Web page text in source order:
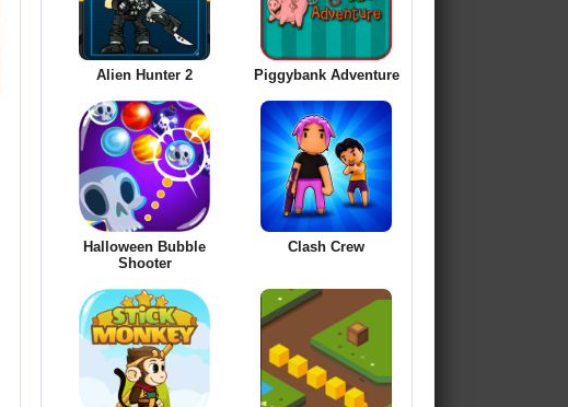
Alien Hunter 2 Piggybank Adventure
Halloween Bubble
Shooter
Clash Crew